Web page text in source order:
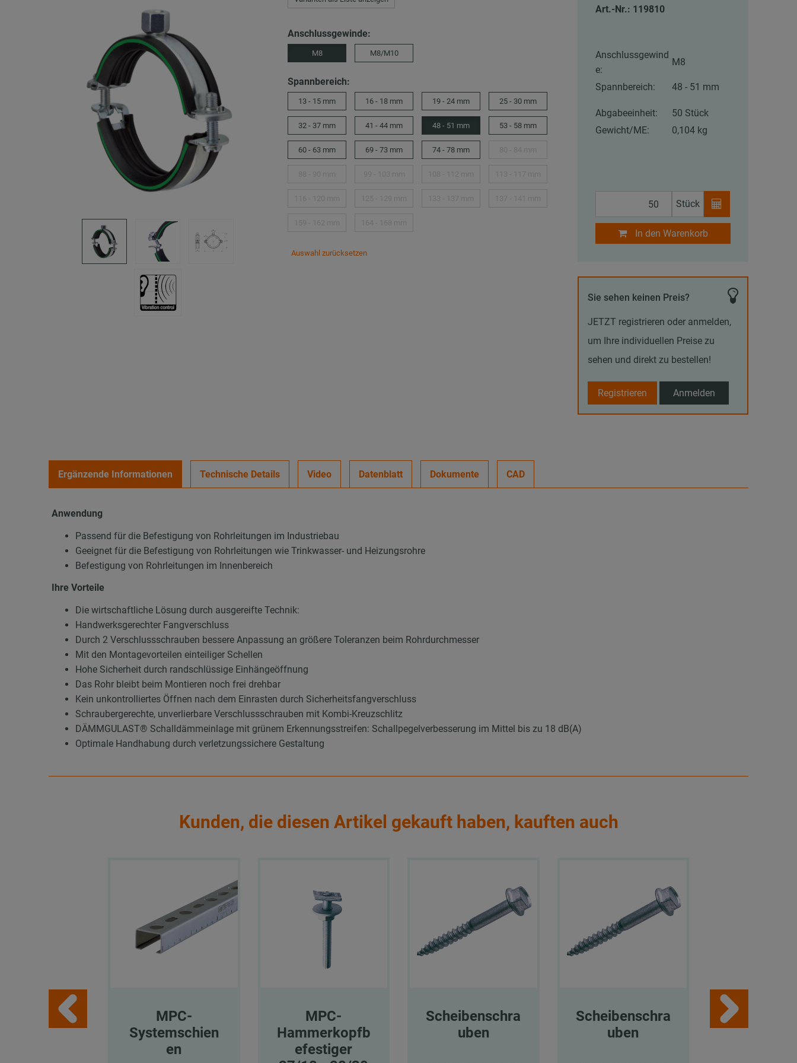
Anschlussgewinde:
M8 M8/M10
Spannbereich:
13 - 15 mm 16 - 18 mm 19 - 24 mm 25 - 30 mm
32 - 37 mm 41 - 44 mm 48 - 51 mm 53 - 58 mm
60 - 63 mm 69 - 73 mm 74 - 78 mm
Auswahl zurücksetzen
Art.-Nr.: 119810
Anschlussgewind
e:
M8
Spannbereich: 48 - 51 mm
Abgabeeinheit:
50 Stück
Gewicht/ME:
0,104 kg
Stück
In den Warenkorb
Sie sehen keinen Preis?
JETZT registrieren oder anmelden,
um Ihre individuellen Preise zu
sehen und direkt zu bestellen!
Registrieren Anmelden
Ergänzende Informationen Technische Details Video Datenblatt Dokumente CAD
Anwendung
Passend für die Befestigung von Rohrleitungen im Industriebau
Geeignet für die Befestigung von Rohrleitungen wie Trinkwasser- und Heizungsrohre
Befestigung von Rohrleitungen im Innenbereich
Ihre Vorteile
Die wirtschaftliche Lösung durch ausgereifte Technik:
Handwerksgerechter Fangverschluss
Durch 2 Verschlussschrauben bessere Anpassung an größere Toleranzen beim Rohrdurchmesser
Mit den Montagevorteilen einteiliger Schellen
Hohe Sicherheit durch randschlüssige Einhängeöffnung
Das Rohr bleibt beim Montieren noch frei drehbar
Kein unkontrolliertes Öffnen nach dem Einrasten durch Sicherheitsfangverschluss
Schraubergerechte, unverlierbare Verschlussschrauben mit Kombi-Kreuzschlitz
DÄMMGULAST® Schalldämmeinlage mit grünem Erkennungsstreifen: Schallpegelverbesserung im Mittel bis zu 18 dB(A)
Optimale Handhabung durch verletzungssichere Gestaltung
Kunden, die diesen Artikel gekauft haben, kauften auch
MPC-
Systemschien
en
MPC-
Hammerkopfb
efestiger
Scheibenschra
uben
Scheibenschra
uben